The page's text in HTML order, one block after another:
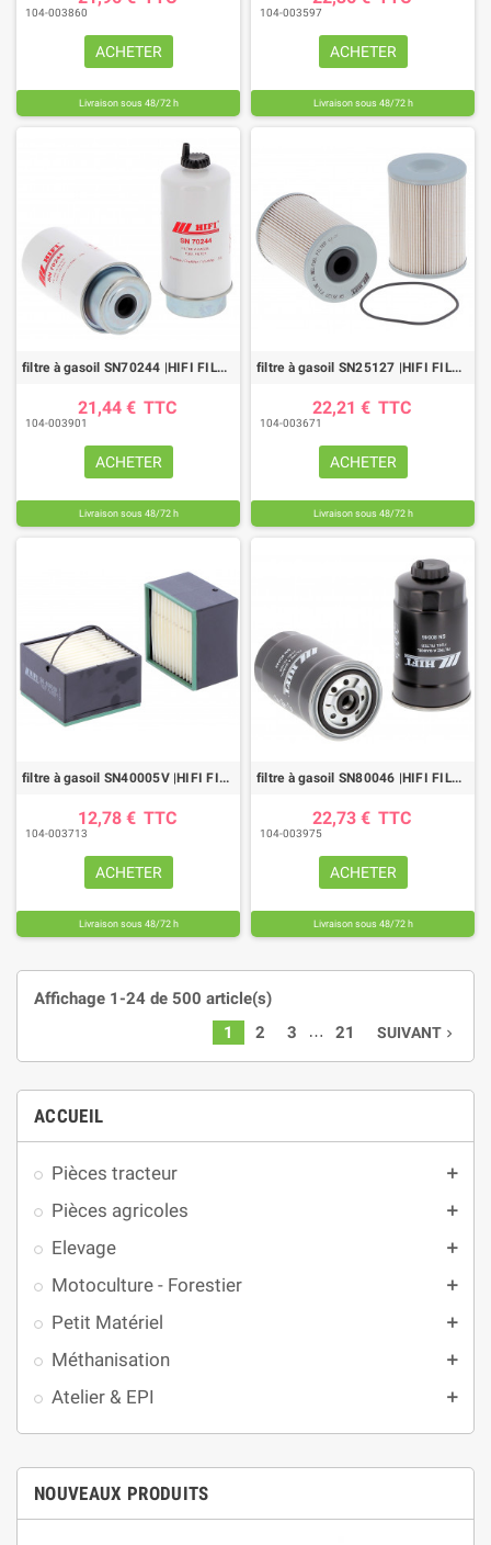
ACCUEIL
Pièces tracteur add
Pièces agricoles add
Elevage add
Motoculture - Forestier add
Petit Matériel add
Méthanisation add
Atelier & EPI add
NOUVEAUX PRODUITS
104-003860
ACHETER
Livraison sous 48/72 h
104-003597
ACHETER
Livraison sous 48/72 h
filtre à gasoil SN70244 |HIFI FILTER
21,44 € TTC
104-003901
ACHETER
Livraison sous 48/72 h
filtre à gasoil SN25127 |HIFI FILTER
22,21 € TTC
104-003671
ACHETER
Livraison sous 48/72 h
filtre à gasoil SN40005V |HIFI FILTER
12,78 € TTC
104-003713
ACHETER
Livraison sous 48/72 h
filtre à gasoil SN80046 |HIFI FILTER
22,73 € TTC
104-003975
ACHETER
Livraison sous 48/72 h
Affichage 1-24 de 500 article(s)
1
2 3 … 21 SUIVANT navigate_next